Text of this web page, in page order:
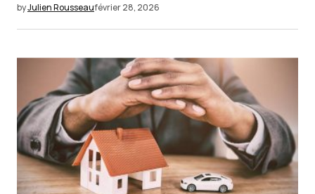
byJulien Rousseaufévrier 28, 2026